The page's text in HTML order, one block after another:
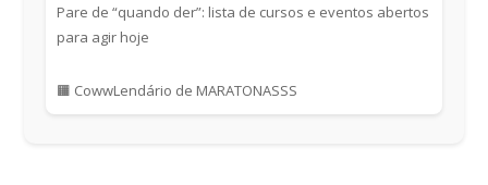
Pare de “quando der”: lista de cursos e eventos abertos
para agir hoje
🟧 CowwLendário de MARATONASSS